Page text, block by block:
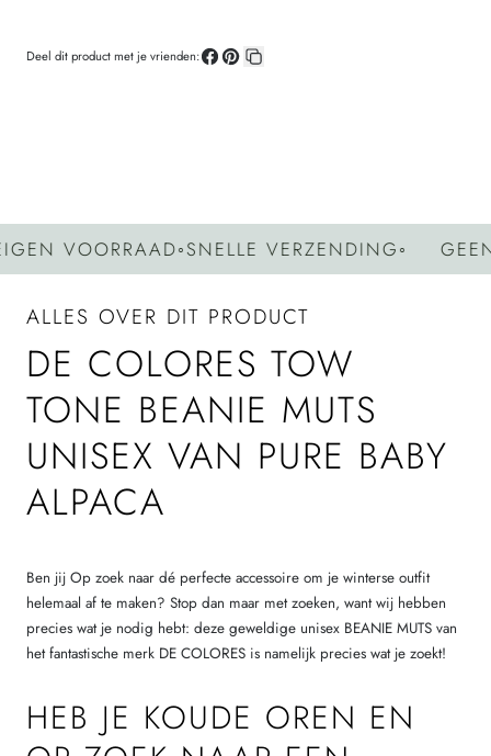
Deel dit product met je vrienden:
VOORRAAD◦SNELLE VERZENDING◦ GEEN
ALLES OVER DIT PRODUCT
DE COLORES TOW
TONE BEANIE MUTS
UNISEX VAN PURE BABY
ALPACA
Ben jij Op zoek naar dé perfecte accessoire om je winterse outfit
helemaal af te maken? Stop dan maar met zoeken, want wij hebben
precies wat je nodig hebt: deze geweldige unisex BEANIE MUTS van
het fantastische merk DE COLORES is namelijk precies wat je zoekt!
HEB JE KOUDE OREN EN